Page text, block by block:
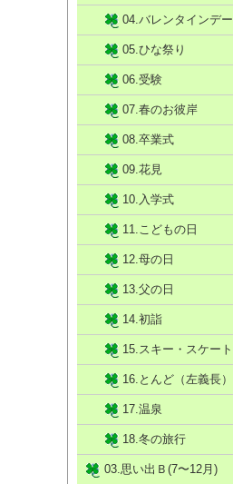
04.バレンタインデー
05.ひな祭り
06.受験
07.春のお彼岸
08.卒業式
09.花見
10.入学式
11.こどもの日
12.母の日
13.父の日
14.初詣
15.スキー・スケート
16.とんど（左義長）
17.温泉
18.冬の旅行
03.思い出Ｂ(7〜12月)